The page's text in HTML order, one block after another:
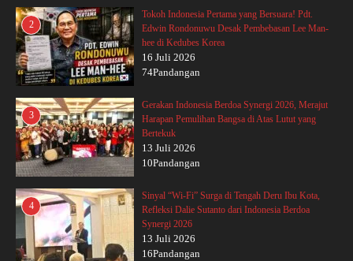
2
Tokoh Indonesia Pertama yang Bersuara! Pdt.
Edwin Rondonuwu Desak Pembebasan Lee Man-
hee di Kedubes Korea
16 Juli 2026
74Pandangan
3
Gerakan Indonesia Berdoa Synergi 2026, Merajut
Harapan Pemulihan Bangsa di Atas Lutut yang
Bertekuk
13 Juli 2026
10Pandangan
4
Sinyal “Wi-Fi” Surga di Tengah Deru Ibu Kota,
Refleksi Dalie Sutanto dari Indonesia Berdoa
Synergi 2026
13 Juli 2026
16Pandangan